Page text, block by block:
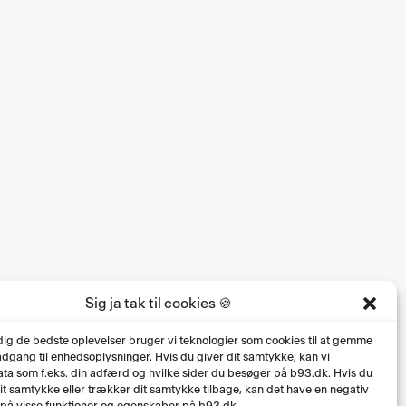
Sig ja tak til cookies 🍪
de bedste oplevelser bruger vi teknologier som cookies til at gemme
til enhedsoplysninger. Hvis du giver dit samtykke, kan vi
som f.eks. din adfærd og hvilke sider du besøger på b93.dk. Hvis du
samtykke eller trækker dit samtykke tilbage, kan det have en negativ